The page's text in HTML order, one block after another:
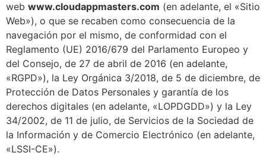
web www.cloudappmasters.com (en adelante, el «Sitio
Web»), o que se recaben como consecuencia de la
navegación por el mismo, de conformidad con el
Reglamento (UE) 2016/679 del Parlamento Europeo y
del Consejo, de 27 de abril de 2016 (en adelante,
«RGPD»), la Ley Orgánica 3/2018, de 5 de diciembre, de
Protección de Datos Personales y garantía de los
derechos digitales (en adelante, «LOPDGDD») y la Ley
34/2002, de 11 de julio, de Servicios de la Sociedad de
la Información y de Comercio Electrónico (en adelante,
«LSSI-CE»).